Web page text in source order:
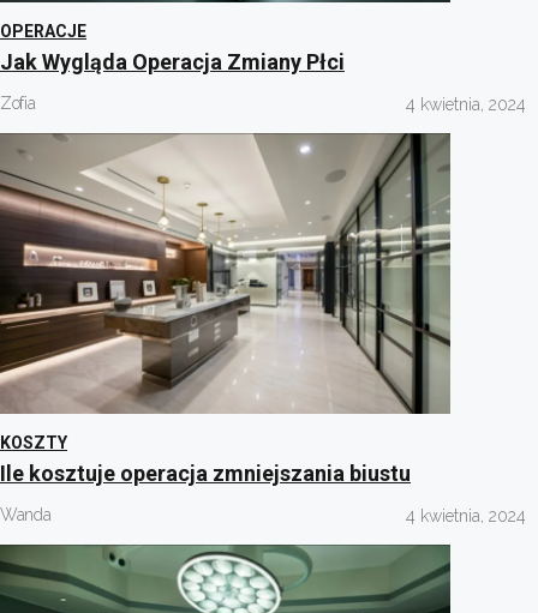
OPERACJE
Jak Wygląda Operacja Zmiany Płci
Zofia 4 kwietnia, 2024
KOSZTY
Ile kosztuje operacja zmniejszania biustu
Wanda 4 kwietnia, 2024